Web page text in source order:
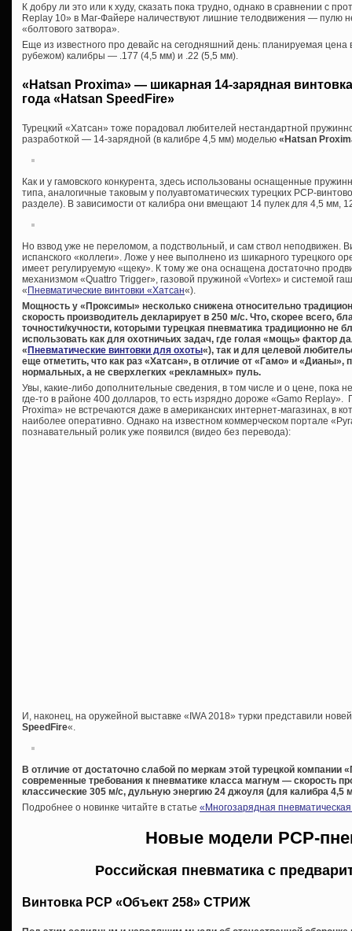
К добру ли это или к худу, сказать пока трудно, однако в сравнении с
Replay 10» в Маг-Файере наличествуют лишние телодвижения — пулю
«болтового затвора».
Еще из известного про девайс на сегодняшний день: планируемая
рубежом) калибры — .177 (4,5 мм) и .22 (5,5 мм).
«Hatsan Proxima» — шикарная 14-зарядная
года «Hatsan SpeedFire»
Турецкий «Хатсан» тоже порадовал любителей нестандартной
разработкой — 14-зарядной (в калибре 4,5 мм) моделью «Hatsan
Как и у гамовского конкурента, здесь использованы оснащенные
типа, аналогичные таковым у полуавтоматических турецких PCP-
разделе). В зависимости от калибра они вмещают 14 пулек для 4,5 мм,
Но взвод уже не переломом, а подствольный, и сам ствол неподвижен.
испанского «коллеги». Ложе у нее выполнено из шикарного турецкого
имеет регулируемую «щеку». К тому же она оснащена достаточно
механизмом «Quattro Trigger», газовой пружиной «Vortex» и системой
« Пневматические винтовки «Хатсан«).
Мощность у «Проксимы» несколько снижена относительно
скорость производитель декларирует в 250 м/с. Что, скорее всего,
точности/кучности, которыми турецкая пневматика традиционно не
использовать как для охотничьих задач, где голая «мощь» фактор
« Пневматические винтовки для охоты«), так и для целевой
еще отметить, что как раз «Хатсан», в отличие от «Гамо» и
нормальных, а не сверхлегких «рекламных» пуль.
Увы, какие-либо дополнительные сведения, в том числе и о цене, пока
где-то в районе 400 долларов, то есть изрядно дороже «Gamo
Proxima» не встречаются даже в американских интернет-магазинах, в
наиболее оперативно. Однако на известном коммерческом портале
познавательный ролик уже появился (видео без перевода):
И, наконец, на оружейной выставке «IWA 2018» турки представили
SpeedFire«.
В отличие от достаточно слабой по меркам этой турецкой компании
современные требования к пневматике класса магнум — скорость
классические 305 м/с, дульную энергию 24 джоуля (для калибра 4,5
Подробнее о новинке читайте в статье «Многозарядная
Новые модели PCP-
Российская пневматика с
Винтовка РСР «Объект 258» СТРИЖ